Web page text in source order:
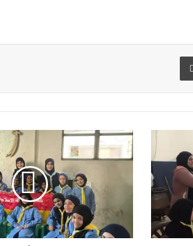
طباعة
مرجعي
وقدوتي
نشاط
لباقة
في
فوج
الرسول